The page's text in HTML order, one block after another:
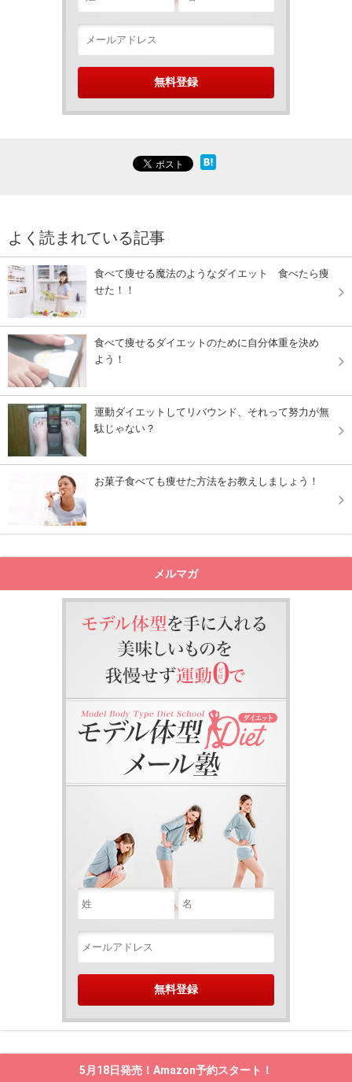
よく読まれている記事
食べて痩せる魔法のようなダイエット 食べたら痩
せた！！
食べて痩せるダイエットのために自分体重を決め
よう！
運動ダイエットしてリバウンド、それって努力が無
駄じゃない？
お菓子食べても痩せた方法をお教えしましょう！
メルマガ
5月18日発売！Amazon予約スタート！